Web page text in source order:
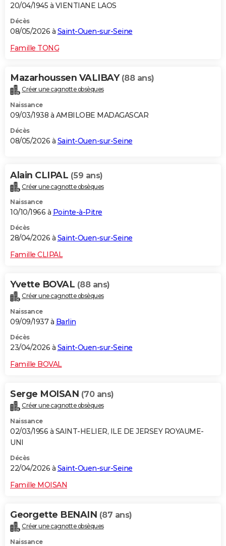
20/04/1945 à VIENTIANE LAOS
Décès
08/05/2026 à Saint-Ouen-sur-Seine
Famille TONG
Mazarhoussen VALIBAY (88 ans)
Créer une cagnotte obsèques
Naissance
09/03/1938 à AMBILOBE MADAGASCAR
Décès
08/05/2026 à Saint-Ouen-sur-Seine
Alain CLIPAL (59 ans)
Créer une cagnotte obsèques
Naissance
10/10/1966 à Pointe-à-Pitre
Décès
28/04/2026 à Saint-Ouen-sur-Seine
Famille CLIPAL
Yvette BOVAL (88 ans)
Créer une cagnotte obsèques
Naissance
09/09/1937 à Barlin
Décès
23/04/2026 à Saint-Ouen-sur-Seine
Famille BOVAL
Serge MOISAN (70 ans)
Créer une cagnotte obsèques
Naissance
02/03/1956 à SAINT-HELIER, ILE DE JERSEY ROYAUME-
UNI
Décès
22/04/2026 à Saint-Ouen-sur-Seine
Famille MOISAN
Georgette BENAIN (87 ans)
Créer une cagnotte obsèques
Naissance